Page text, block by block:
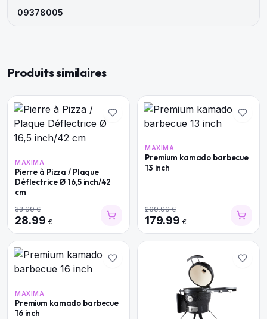
09378005
Produits similaires
MAXIMA
Pierre à Pizza / Plaque
Déflectrice Ø 16,5 inch/42
cm
33.99€
28.99 €
MAXIMA
Premium kamado barbecue
13 inch
209.99€
179.99 €
MAXIMA
Premium kamado barbecue
16 inch